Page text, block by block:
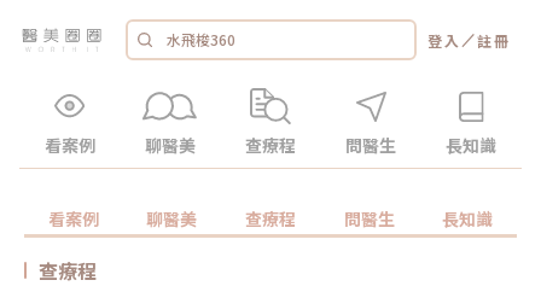
登入 ／註冊
看案例 聊醫美 查療程 問醫生 長知識
看案例 聊醫美 查療程 問醫生 長知識
查療程